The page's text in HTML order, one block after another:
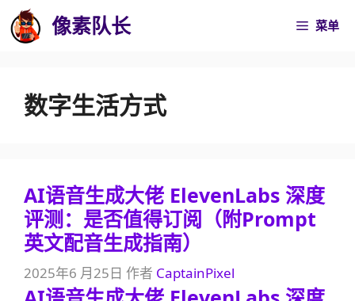
至
像素队长 菜单
数字生活方式
AI语音生成大佬 ElevenLabs 深度
评测：是否值得订阅（附Prompt
英文配音生成指南）
2025年6 月25日 作者 CaptainPixel